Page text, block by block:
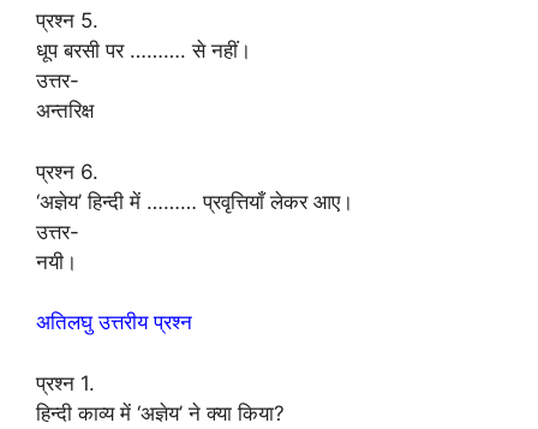
प्रश्न 5.
धूप बरसी पर ………. से नहीं।
उत्तर-
अन्तरिक्ष
प्रश्न 6.
‘अज्ञेय’ हिन्दी में ……… प्रवृत्तियाँ लेकर आए।
उत्तर-
नयी।
अतिलघु उत्तरीय प्रश्न
प्रश्न 1.
हिन्दी काव्य में ‘अज्ञेय’ ने क्या किया?